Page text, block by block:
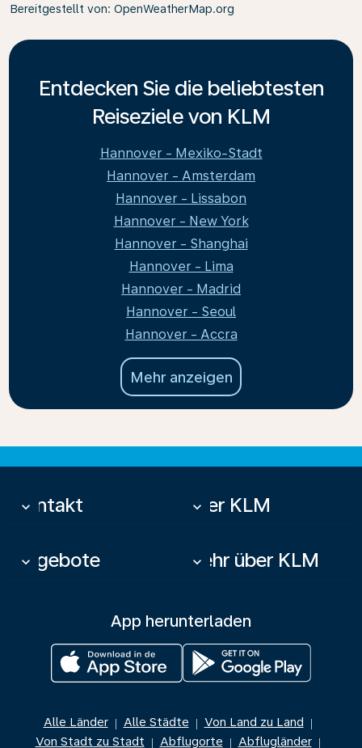
Bereitgestellt von: OpenWeatherMap.org
Entdecken Sie die beliebtesten
Reiseziele von KLM
Hannover - Mexiko-Stadt
Hannover - Amsterdam
Hannover - Lissabon
Hannover - New York
Hannover - Shanghai
Hannover - Lima
Hannover - Madrid
Hannover - Seoul
Hannover - Accra
Mehr anzeigen
Kontakt
keyboard_arrow_down Über KLM
keyboard_arrow_down
Angebote
keyboard_arrow_down Mehr über KLM
keyboard_arrow_down
App herunterladen
Alle Länder | Alle Städte | Von Land zu Land |
Von Stadt zu Stadt | Abflugorte | Abflugländer |